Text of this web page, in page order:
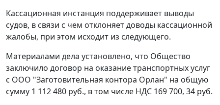
Кассационная инстанция поддерживает выводы
судов, в связи с чем отклоняет доводы кассационной
жалобы, при этом исходит из следующего.
Материалами дела установлено, что Общество
заключило договор на оказание транспортных услуг
с ООО "Заготовительная контора Орлан" на общую
сумму 1 112 480 руб., в том числе НДС 169 700, 34 руб.